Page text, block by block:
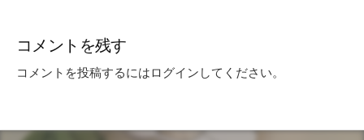
コメントを残す
コメントを投稿するにはログイン してください。